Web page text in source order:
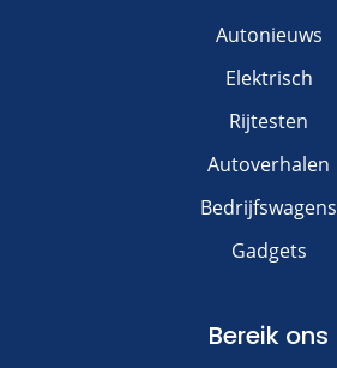
Autonieuws
Elektrisch
Rijtesten
Autoverhalen
Bedrijfswagens
Gadgets
Bereik ons